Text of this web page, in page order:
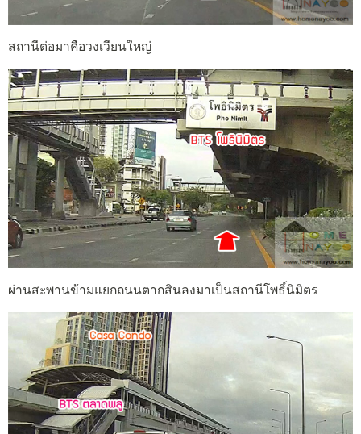
สถานีต่อมาคือวงเวียนใหญ่
ผ่านสะพานข้ามแยกถนนตากสินลงมาเป็นสถานีโพธิ์นิมิตร